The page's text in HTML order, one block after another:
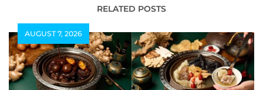
RELATED POSTS
AUGUST 7, 2026